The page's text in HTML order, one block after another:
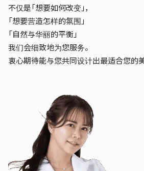
不仅是「想要如何改变」，
「想要营造怎样的氛围」
「自然与华丽的平衡」
我们会细致地为您服务。
衷心期待能与您共同设计出最适合您的